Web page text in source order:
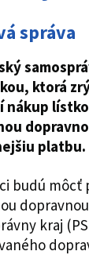
správa
ktorá
nákup
platbu.
budú
kraj